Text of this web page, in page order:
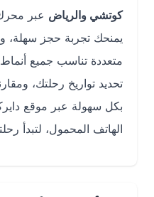
كوتشي والرياضعبر محرك بحث
يمنحك تجربة حجز سهلة،
متعددة تناسب جميع أنماط
تحديد تواريخ رحلتك، ومقارنة
بكل سهولة عبر موقع دايركت
الهاتف المحمول، لتبدأ رحلتك